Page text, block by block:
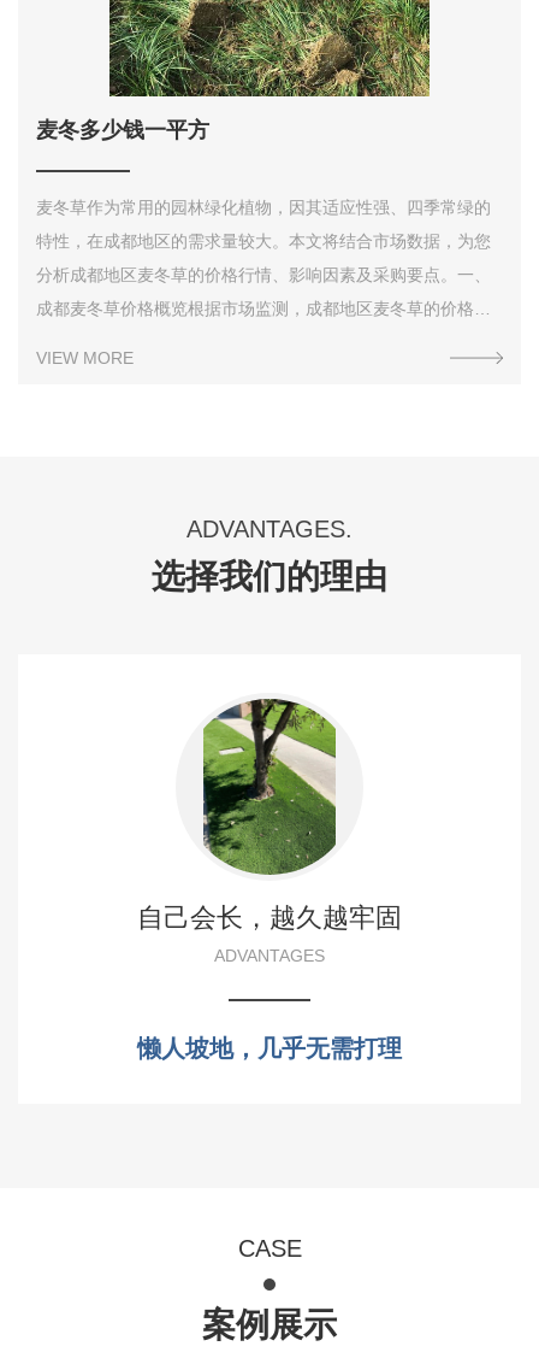
麦冬多少钱一平方
麦冬草作为常用的园林绿化植物，因其适应性强、四季常绿的
特性，在成都地区的需求量较大。本文将结合市场数据，为您
分析成都地区麦冬草的价格行情、影响因素及采购要点。一、
成都麦冬草价格概览根据市场监测，成都地区麦冬草的价格因
VIEW MORE
ADVANTAGES.
选择我们的理由
自己会长，越久越牢固
ADVANTAGES
懒人坡地，几乎无需打理
CASE
案例展示